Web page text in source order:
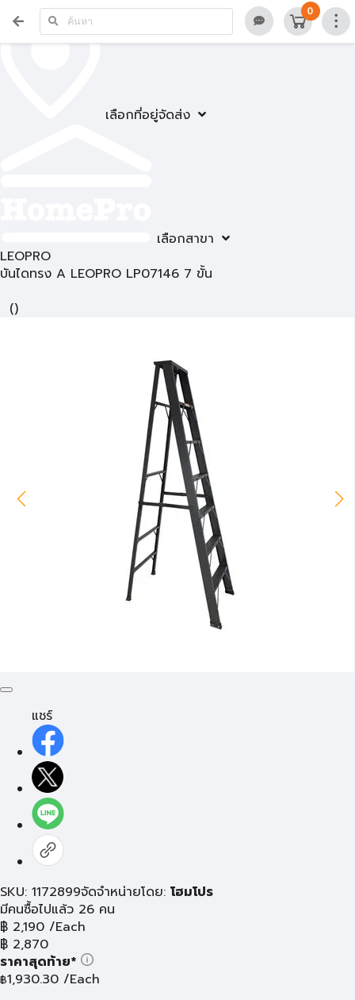
เลือกที่อยู่จัดส่ง
เลือกสาขา
0
LEOPRO
บันไดทรง A LEOPRO LP07146 7 ขั้น
()
แชร์
SKU: 1172899จัดจำหน่ายโดย: โฮมโปร
มีคนซื้อไปแล้ว 26 คน
฿ 2,190 /Each
฿ 2,870
ราคาสุดท้าย*
฿1,930.30 /Each